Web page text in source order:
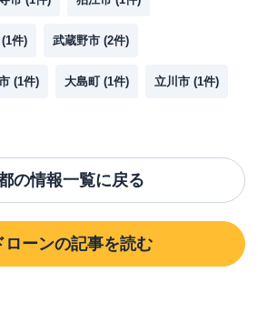
(1件) 武蔵野市 (2件)
(1件) 大島町 (1件) 立川市 (1件)
の情報一覧に戻る
ローンの記事を読む